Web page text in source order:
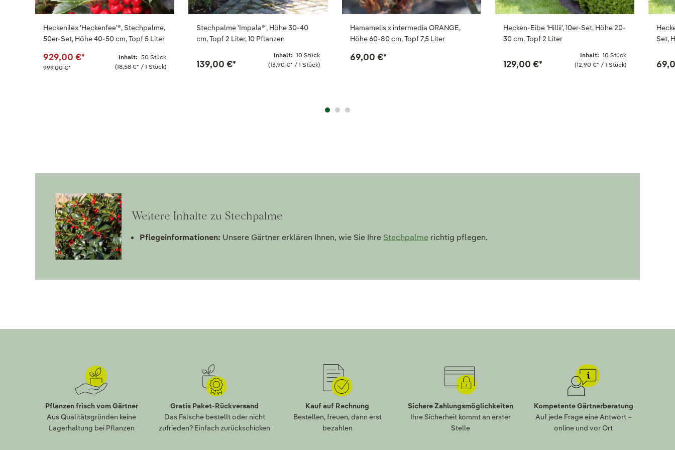
Heckenilex 'Heckenfee'®, Stechpalme,
50er-Set, Höhe 40-50 cm, Topf 5 Liter
Inhalt: 50 Stück
(18,58 €* / 1 Stück)
929,00 €*
999,00 €*
Stechpalme 'Impala®', Höhe 30-40
cm, Topf 2 Liter, 10 Pflanzen
Inhalt: 10 Stück
(13,90 €* / 1 Stück)
139,00 €*
Hamamelis x intermedia ORANGE,
Höhe 60-80 cm, Topf 7,5 Liter
69,00 €*
Hecken-Eibe 'Hillii', 10er-Set, Höhe 20-
30 cm, Topf 2 Liter
Inhalt: 10 Stück
(12,90 €* / 1 Stück)
129,00 €*
Set,
Weitere Inhalte zu Stechpalme
Pflegeinformationen: Unsere Gärtner erklären Ihnen, wie Sie Ihre Stechpalme richtig pflegen.
Pflanzen frisch vom Gärtner
Aus Qualitätsgründen keine
Lagerhaltung bei Pflanzen
Gratis Paket-Rückversand
Das Falsche bestellt oder nicht
zufrieden? Einfach zurückschicken
Kauf auf Rechnung
Bestellen, freuen, dann erst
bezahlen
Sichere Zahlungsmöglichkeiten
Ihre Sicherheit kommt an erster
Stelle
Kompetente Gärtnerberatung
Auf jede Frage eine Antwort –
online und vor Ort